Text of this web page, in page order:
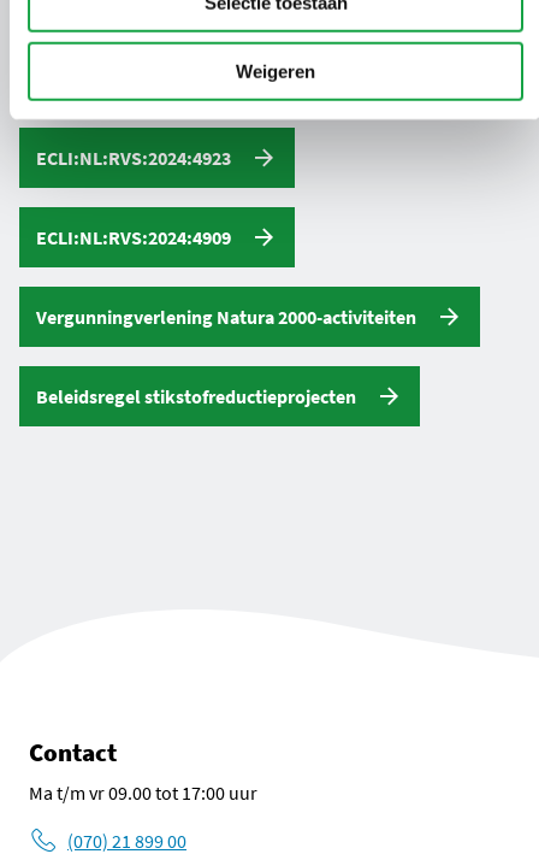
Weigeren
opnemen met de Omgevingsdienst Zuid-Holland Zuid.
ECLI:NL:RVS:2024:4923
ECLI:NL:RVS:2024:4909
Vergunningverlening Natura 2000-activiteiten
Beleidsregel stikstofreductieprojecten
Contact
Ma t/m vr 09.00 tot 17:00 uur
(070) 21 899 00